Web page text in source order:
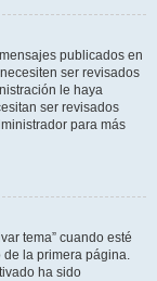
publicados en
ser revisados
le haya
ser revisados
para más
tema” cuando esté
de la primera página.
ha sido